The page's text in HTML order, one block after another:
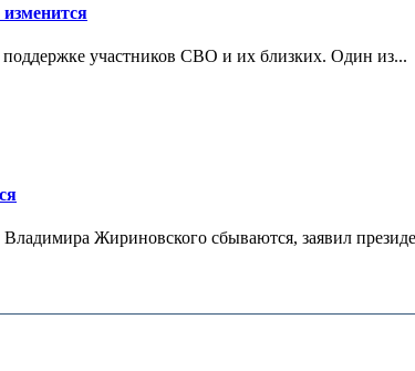
участников СВО и их близких. Один из...
Жириновского сбываются, заявил